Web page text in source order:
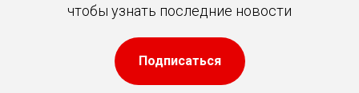
чтобы узнать последние новости
Подписаться